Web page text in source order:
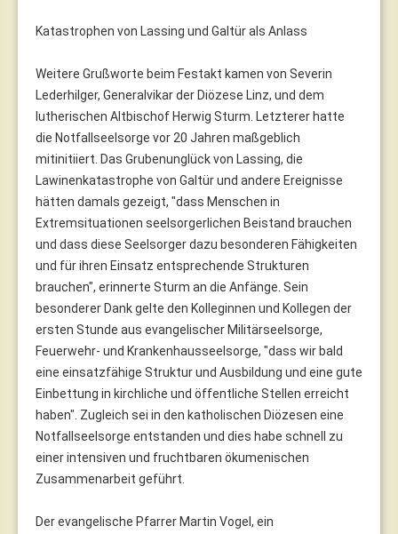
Katastrophen von Lassing und Galtür als Anlass
Weitere Grußworte beim Festakt kamen von Severin
Lederhilger, Generalvikar der Diözese Linz, und dem
lutherischen Altbischof Herwig Sturm. Letzterer hatte
die Notfallseelsorge vor 20 Jahren maßgeblich
mitinitiiert. Das Grubenunglück von Lassing, die
Lawinenkatastrophe von Galtür und andere Ereignisse
hätten damals gezeigt, "dass Menschen in
Extremsituationen seelsorgerlichen Beistand brauchen
und dass diese Seelsorger dazu besonderen Fähigkeiten
und für ihren Einsatz entsprechende Strukturen
brauchen", erinnerte Sturm an die Anfänge. Sein
besonderer Dank gelte den Kolleginnen und Kollegen der
ersten Stunde aus evangelischer Militärseelsorge,
Feuerwehr- und Krankenhausseelsorge, "dass wir bald
eine einsatzfähige Struktur und Ausbildung und eine gute
Einbettung in kirchliche und öffentliche Stellen erreicht
haben". Zugleich sei in den katholischen Diözesen eine
Notfallseelsorge entstanden und dies habe schnell zu
einer intensiven und fruchtbaren ökumenischen
Zusammenarbeit geführt.
Der evangelische Pfarrer Martin Vogel, ein